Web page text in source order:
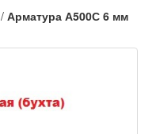
/Арматура А500С 6 мм